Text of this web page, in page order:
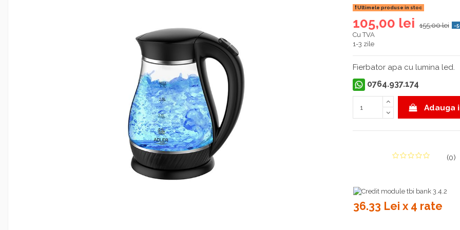
Ultimele produse in stoc
105,00 lei 155,00 lei -
Cu TVA
1-3 zile
Fierbator apa cu lumina led.
0764.937.174
Adauga
(0)
36.33 Lei x 4 rate